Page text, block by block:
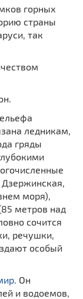
горных
страны
так
ледникам,
гряды
моря),
метров над
сочится
речушки,
особый
. Он
и водоемов,